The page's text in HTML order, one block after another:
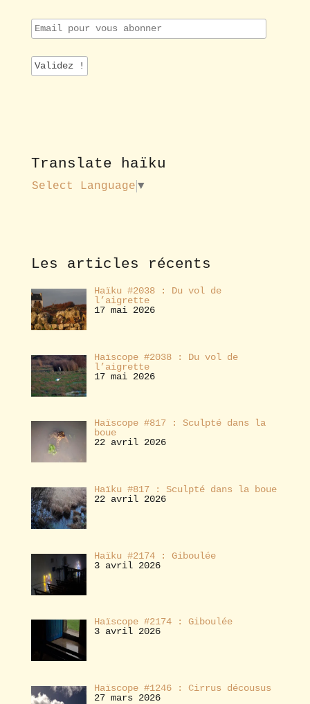
E
m
i
l
o
u
s
e
Translate haïku
Select Language ▼
Les articles récents
Haïku #2038 : Du vol de
l’aigrette
17 mai 2026
Haïscope #2038 : Du vol de
l’aigrette
17 mai 2026
Haïscope #817 : Sculpté dans la
boue
22 avril 2026
Haïku #817 : Sculpté dans la boue
22 avril 2026
Haïku #2174 : Giboulée
3 avril 2026
Haïscope #2174 : Giboulée
3 avril 2026
Haïscope #1246 : Cirrus décousus
27 mars 2026